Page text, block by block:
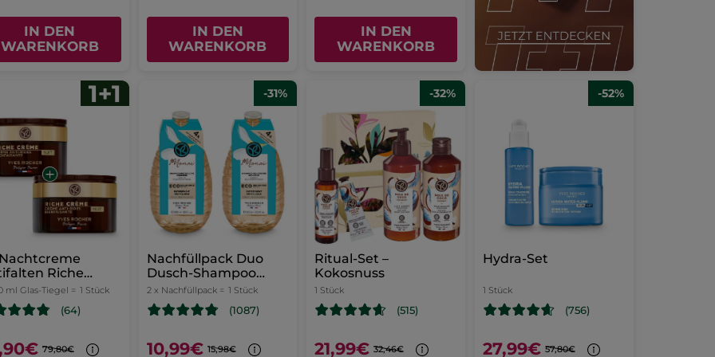
IN DEN
WARENKORB
IN DEN
WARENKORB
IN DEN
WARENKORB
Nachtcreme
Riche
ml Glas-Tiegel = 1 Stück
(64)
79,80€
-31%
Nachfüllpack Duo
Dusch-Shampoo
Monoï
2 x Nachfüllpack = 1 Stück
(1087)
10,99€ 15,98€
-32%
Ritual-Set –
Kokosnuss
1 Stück
(515)
21,99€ 32,46€
-52%
Hydra-Set
1 Stück
(756)
27,99€ 57,80€